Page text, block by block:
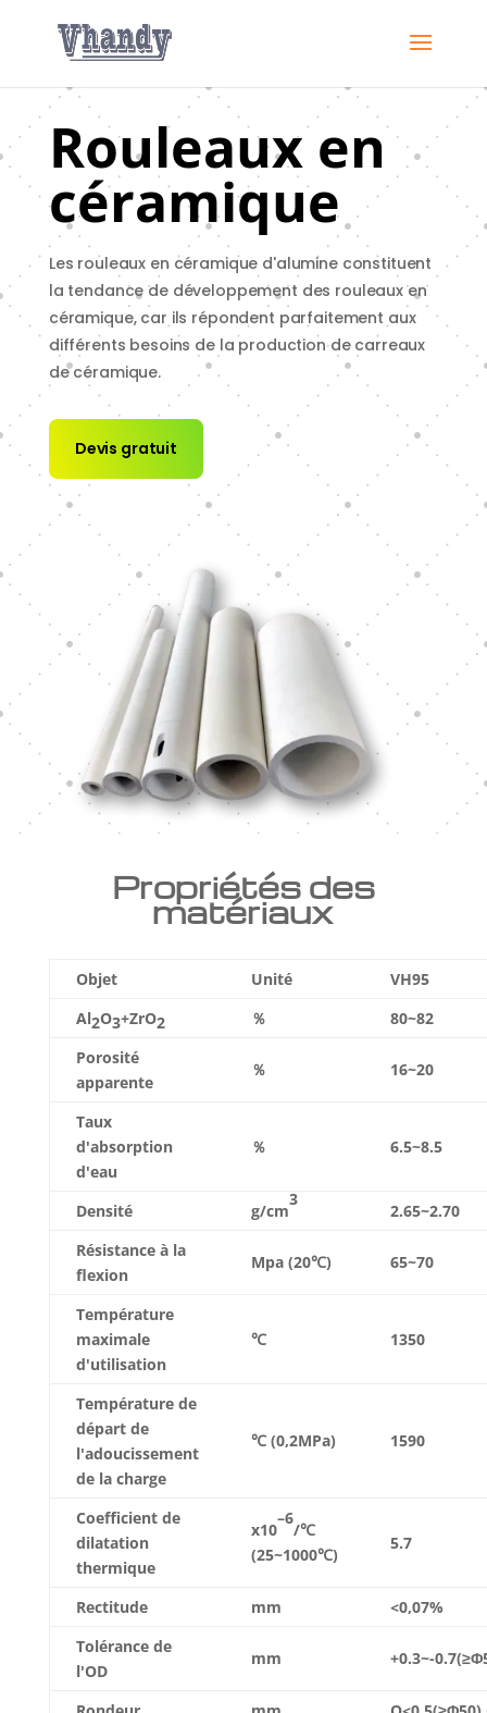
Rouleaux en
céramique
Les rouleaux en céramique d'alumine constituent
la tendance de développement des rouleaux en
céramique, car ils répondent parfaitement aux
différents besoins de la production de carreaux
de céramique.
Devis gratuit
Propriétés des
matériaux
Objet Unité
VH95
Al2O3+ZrO2 ％
80~82
Porosité
apparente
％ 16~20
Taux
d'absorption
d'eau
％ 6.5~8.5
Densité g/cm
3
2.65~2.70
Résistance à la
flexion
Mpa (20℃) 65~70
Température
maximale
d'utilisation
℃ 1350
Température de
départ de
l'adoucissement
de la charge
℃ (0,2MPa) 1590
Coefficient de
dilatation
thermique
x10
–6
/℃
(25~1000℃)
5.7
Rectitude mm
<0,07%
Tolérance de
l'OD
mm +0.3~-